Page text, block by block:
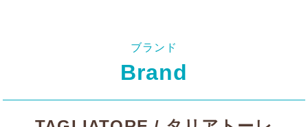
ブランド
Brand